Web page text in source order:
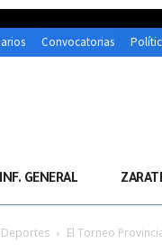
Convocatorias
INF. GENERAL
Deportes El Torneo